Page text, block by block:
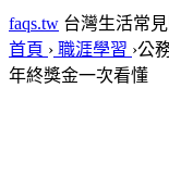
faqs.tw 台灣生活常
首頁 › 職涯學習 ›公
年終獎金一次看懂